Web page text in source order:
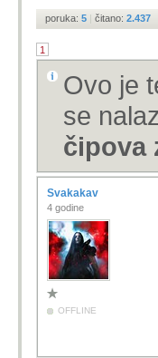
poruka: 5 | čitano: 2.437
1
Ovo je
se
čipova
Svakakav
4 godine
OFFLINE